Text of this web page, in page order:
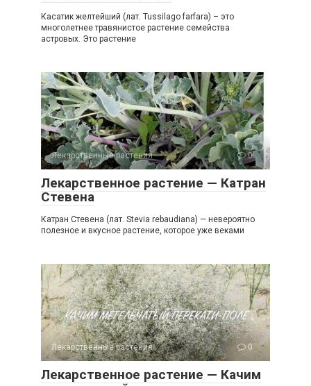
Касатик желтейший (лат. Tussilago farfara) – это
многолетнее травянистое растение семейства
астровых. Это растение
Лекарственные растения 0
Лекарственное растение — Катран
Стевена
Катран Стевена (лат. Stevia rebaudiana) — невероятно
полезное и вкусное растение, которое уже веками
Лекарственные растения 0
Лекарственное растение — Качим